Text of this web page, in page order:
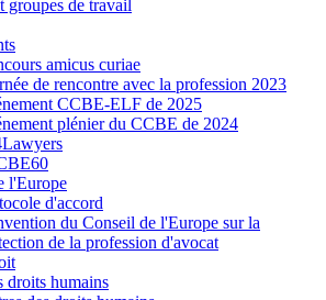
groupes de travail
amicus curiae
de rencontre avec la profession 2023
CCBE-ELF de 2025
plénier du CCBE de 2024
l'Europe
d'accord
du Conseil de l'Europe sur la
de la profession d'avocat
droits humains